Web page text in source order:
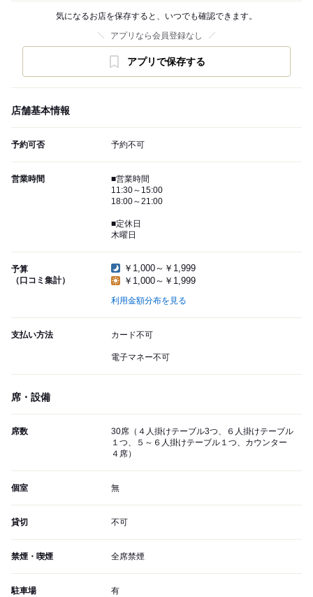
気になるお店を保存すると、いつでも確認できます。
アプリなら会員登録なし
アプリで保存する
店舗基本情報
予約可否 予約不可
営業時間
■営業時間
11:30～15:00
18:00～21:00
■定休日
木曜日
予算
（口コミ集計）
￥1,000～￥1,999
￥1,000～￥1,999
利用金額分布を見る
支払い方法 カード不可
電子マネー不可
席・設備
席数
30席（４人掛けテーブル3つ、６人掛けテーブル
１つ、５～６人掛けテーブル１つ、カウンター
４席）
個室 無
貸切 不可
禁煙・喫煙 全席禁煙
駐車場 有